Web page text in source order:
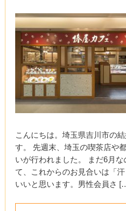
こんにちは。埼玉県吉川市の
す。 先週末、埼玉の喫茶店や
いが行われました。 まだ6月
て、これからのお見合いは「
いいと思います。男性会員さ